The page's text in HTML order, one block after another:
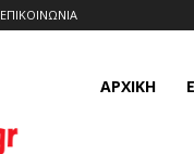
ΕΠΙΚΟΙΝΩΝΙΑ
ΑΡΧΙΚΗ